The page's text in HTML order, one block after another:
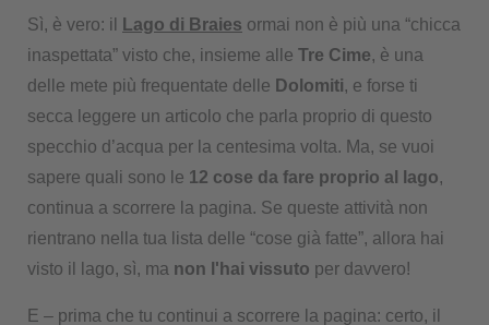
Sì, è vero: il Lago di Braies ormai non è più una “chicca
inaspettata” visto che, insieme alle Tre Cime, è una
delle mete più frequentate delle Dolomiti, e forse ti
secca leggere un articolo che parla proprio di questo
specchio d’acqua per la centesima volta. Ma, se vuoi
sapere quali sono le 12 cose da fare proprio al lago,
continua a scorrere la pagina. Se queste attività non
rientrano nella tua lista delle “cose già fatte”, allora hai
visto il lago, sì, ma non l'hai vissuto per davvero!
E – prima che tu continui a scorrere la pagina: certo, il